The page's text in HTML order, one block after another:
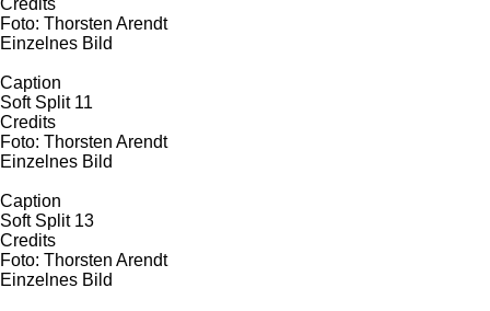
Credits
Foto: Thorsten Arendt
Einzelnes Bild
Caption
Soft Split 11
Credits
Foto: Thorsten Arendt
Einzelnes Bild
Caption
Soft Split 13
Credits
Foto: Thorsten Arendt
Einzelnes Bild